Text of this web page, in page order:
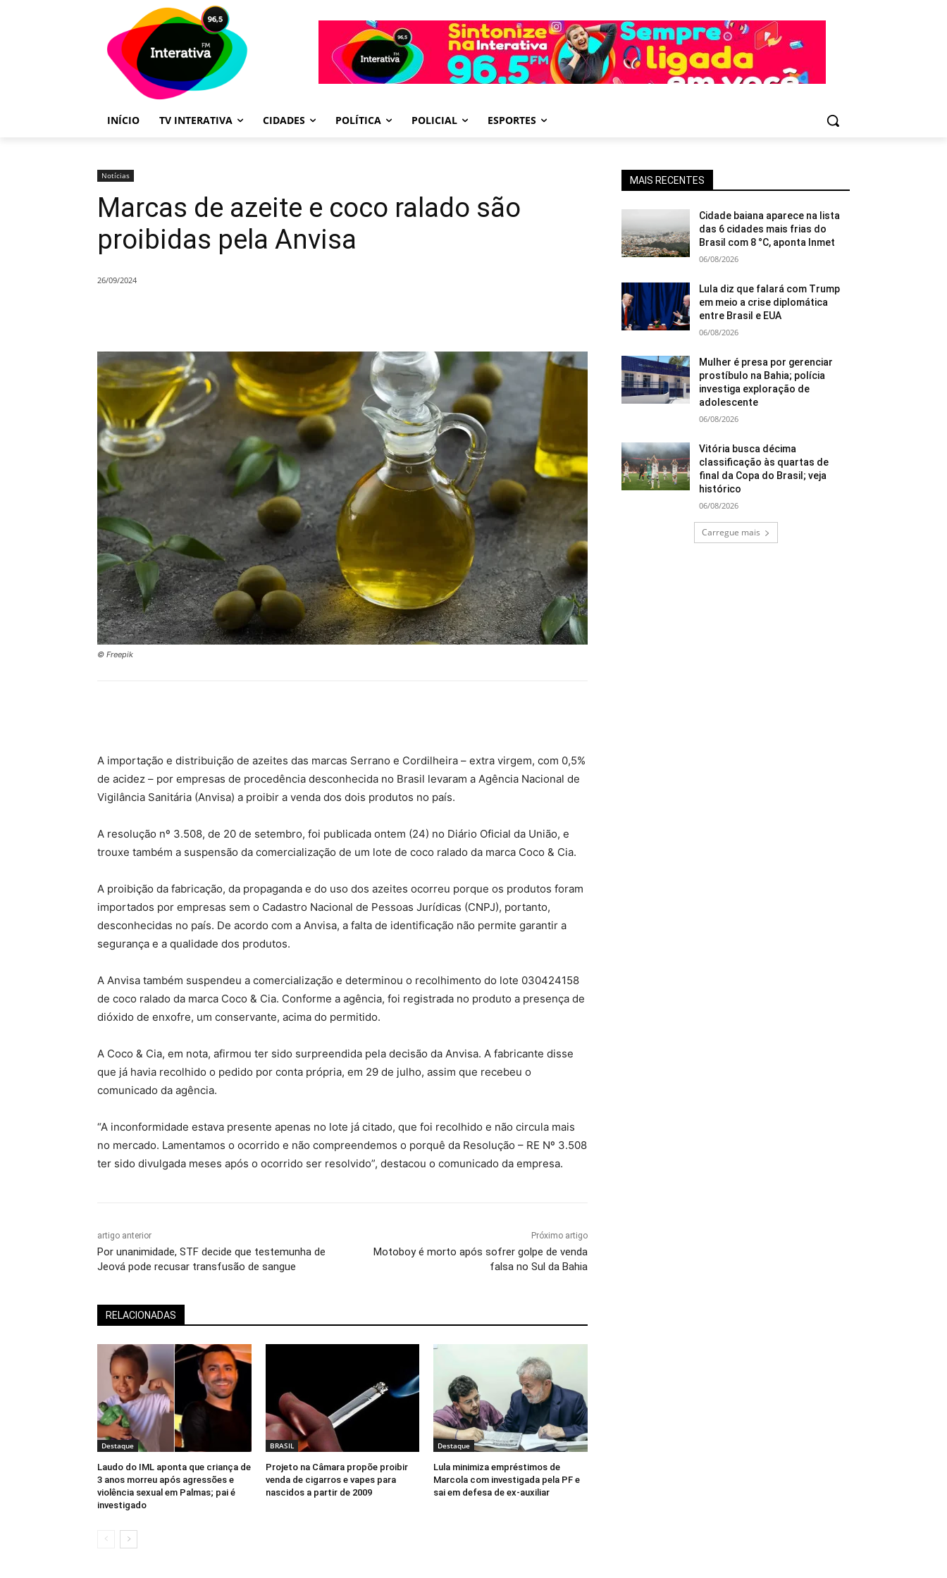
INÍCIO TV INTERATIVA CIDADES POLÍTICA POLICIAL ESPORTES
Notícias
Marcas de azeite e coco ralado são
proibidas pela Anvisa
26/09/2024
© Freepik
A importação e distribuição de azeites das marcas Serrano e Cordilheira – extra virgem, com 0,5%
de acidez – por empresas de procedência desconhecida no Brasil levaram a Agência Nacional de
Vigilância Sanitária (Anvisa) a proibir a venda dos dois produtos no país.
A resolução nº 3.508, de 20 de setembro, foi publicada ontem (24) no Diário Oficial da União, e
trouxe também a suspensão da comercialização de um lote de coco ralado da marca Coco & Cia.
A proibição da fabricação, da propaganda e do uso dos azeites ocorreu porque os produtos foram
importados por empresas sem o Cadastro Nacional de Pessoas Jurídicas (CNPJ), portanto,
desconhecidas no país. De acordo com a Anvisa, a falta de identificação não permite garantir a
segurança e a qualidade dos produtos.
A Anvisa também suspendeu a comercialização e determinou o recolhimento do lote 030424158
de coco ralado da marca Coco & Cia. Conforme a agência, foi registrada no produto a presença de
dióxido de enxofre, um conservante, acima do permitido.
A Coco & Cia, em nota, afirmou ter sido surpreendida pela decisão da Anvisa. A fabricante disse
que já havia recolhido o pedido por conta própria, em 29 de julho, assim que recebeu o
comunicado da agência.
“A inconformidade estava presente apenas no lote já citado, que foi recolhido e não circula mais
no mercado. Lamentamos o ocorrido e não compreendemos o porquê da Resolução – RE Nº 3.508
ter sido divulgada meses após o ocorrido ser resolvido”, destacou o comunicado da empresa.
artigo anterior
Por unanimidade, STF decide que testemunha de
Jeová pode recusar transfusão de sangue
Próximo artigo
Motoboy é morto após sofrer golpe de venda
falsa no Sul da Bahia
RELACIONADAS
Destaque
Laudo do IML aponta que criança de
3 anos morreu após agressões e
violência sexual em Palmas; pai é
investigado
BRASIL
Projeto na Câmara propõe proibir
venda de cigarros e vapes para
nascidos a partir de 2009
Destaque
Lula minimiza empréstimos de
Marcola com investigada pela PF e
sai em defesa de ex-auxiliar
MAIS RECENTES
Cidade baiana aparece na lista
das 6 cidades mais frias do
Brasil com 8 °C, aponta Inmet
06/08/2026
Lula diz que falará com Trump
em meio a crise diplomática
entre Brasil e EUA
06/08/2026
Mulher é presa por gerenciar
prostíbulo na Bahia; polícia
investiga exploração de
adolescente
06/08/2026
Vitória busca décima
classificação às quartas de
final da Copa do Brasil; veja
histórico
06/08/2026
Carregue mais